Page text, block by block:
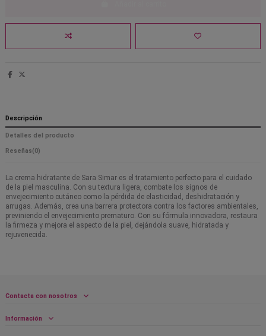
Descripción
Detalles del producto
Reseñas(0)
La crema hidratante de Sara Simar es el tratamiento perfecto para el cuidado
de la piel masculina. Con su textura ligera, combate los signos de
envejecimiento cutáneo como la pérdida de elasticidad, deshidratación y
arrugas. Además, crea una barrera protectora contra los factores ambientales,
previniendo el envejecimiento prematuro. Con su fórmula innovadora, restaura
la firmeza y mejora el aspecto de la piel, dejándola suave, hidratada y
rejuvenecida.
Contacta con nosotros
Información